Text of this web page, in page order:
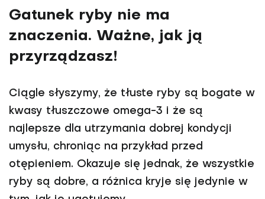
Gatunek ryby nie ma
znaczenia. Ważne, jak ją
przyrządzasz!
Ciągle słyszymy, że tłuste ryby są bogate w
kwasy tłuszczowe omega-3 i że są
najlepsze dla utrzymania dobrej kondycji
umysłu, chroniąc na przykład przed
otępieniem. Okazuje się jednak, że wszystkie
ryby są dobre, a różnica kryje się jedynie w